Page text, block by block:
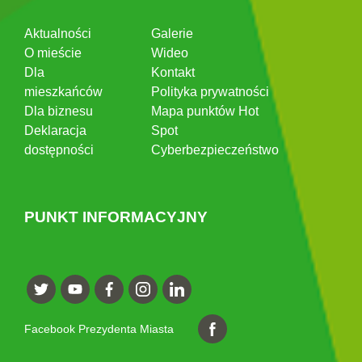
Aktualności
O mieście
Dla
mieszkańców
Dla biznesu
Deklaracja
dostępności
Galerie
Wideo
Kontakt
Polityka prywatności
Mapa punktów Hot
Spot
Cyberbezpieczeństwo
PUNKT INFORMACYJNY
Facebook Prezydenta Miasta